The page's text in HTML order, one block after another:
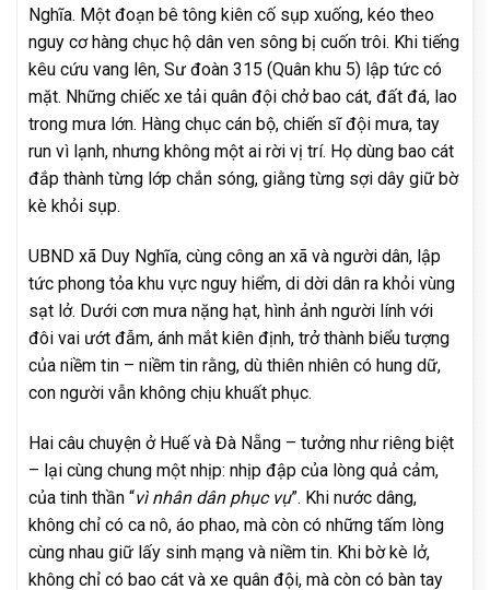
Nghĩa. Một đoạn bê tông kiên cố sụp xuống, kéo theo
nguy cơ hàng chục hộ dân ven sông bị cuốn trôi. Khi tiếng
kêu cứu vang lên, Sư đoàn 315 (Quân khu 5) lập tức có
mặt. Những chiếc xe tải quân đội chở bao cát, đất đá, lao
trong mưa lớn. Hàng chục cán bộ, chiến sĩ đội mưa, tay
run vì lạnh, nhưng không một ai rời vị trí. Họ dùng bao cát
đắp thành từng lớp chắn sóng, giằng từng sợi dây giữ bờ
kè khỏi sụp.
UBND xã Duy Nghĩa, cùng công an xã và người dân, lập
tức phong tỏa khu vực nguy hiểm, di dời dân ra khỏi vùng
sạt lở. Dưới cơn mưa nặng hạt, hình ảnh người lính với
đôi vai ướt đẫm, ánh mắt kiên định, trở thành biểu tượng
của niềm tin – niềm tin rằng, dù thiên nhiên có hung dữ,
con người vẫn không chịu khuất phục.
Hai câu chuyện ở Huế và Đà Nẵng – tưởng như riêng biệt
– lại cùng chung một nhịp: nhịp đập của lòng quả cảm,
của tinh thần “vì nhân dân phục vụ”. Khi nước dâng,
không chỉ có ca nô, áo phao, mà còn có những tấm lòng
cùng nhau giữ lấy sinh mạng và niềm tin. Khi bờ kè lở,
không chỉ có bao cát và xe quân đội, mà còn có bàn tay